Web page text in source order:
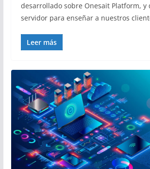
desarrollado sobre Onesait Platform, y
servidor para enseñar a nuestros
Leer más